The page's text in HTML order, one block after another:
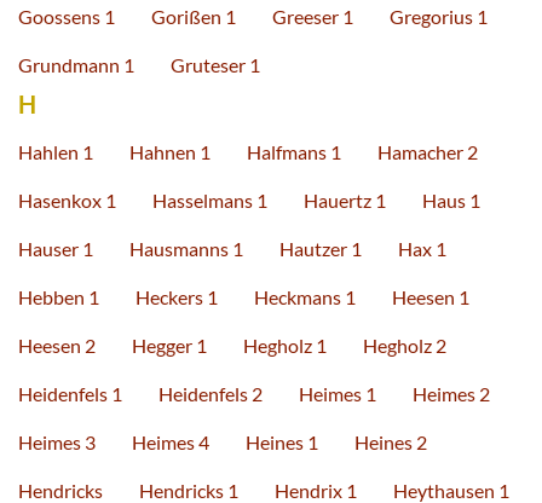
Goossens 1 Gorißen 1 Greeser 1 Gregorius 1
Grundmann 1 Gruteser 1
H
Hahlen 1 Hahnen 1 Halfmans 1 Hamacher 2
Hasenkox 1 Hasselmans 1 Hauertz 1 Haus 1
Hauser 1 Hausmanns 1 Hautzer 1 Hax 1
Hebben 1 Heckers 1 Heckmans 1 Heesen 1
Heesen 2 Hegger 1 Hegholz 1 Hegholz 2
Heidenfels 1 Heidenfels 2 Heimes 1 Heimes 2
Heimes 3 Heimes 4 Heines 1 Heines 2
Hendricks Hendricks 1 Hendrix 1 Heythausen 1